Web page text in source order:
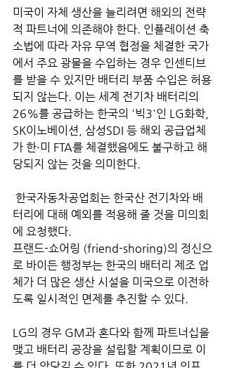
미국이 자체 생산을 늘리려면 해외의 전략
적 파트너에 의존해야 한다. 인플레이션 축
소법에 따라 자유 무역 협정을 체결한 국가
에서 주요 광물을 수입하는 경우 인센티브
를 받을 수 있지만 배터리 부품 수입은 허용
되지 않는다. 이는 세계 전기차 배터리의
26%를 공급하는 한국의 '빅3'인 LG화학,
SK이노베이션, 삼성SDI 등 해외 공급업체
가 한·미 FTA를 체결했음에도 불구하고 해
당되지 않는 것을 의미한다.
터리에 대해 예외를 적용해 줄 것을 미의회
에 요청했다.
프랜드-쇼어링 (friend-shoring)의 정신으
로 바이든 행정부는 한국의 배터리 제조 업
체가 더 많은 생산 시설을 미국으로 이전하
도록 일시적인 면제를 추진할 수 있다.
LG의 경우 GM과 혼다와 함께 파트너십을
맺고 배터리 공장을 설립할 계획이므로 이